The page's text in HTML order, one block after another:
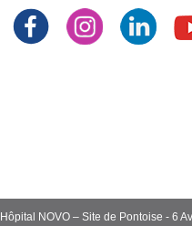
Hôpital NOVO – Site de Pontoise - 6